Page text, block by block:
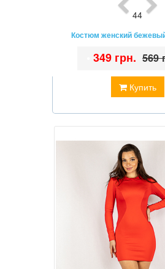
44
Костюм женский
Купить
349 грн. 569